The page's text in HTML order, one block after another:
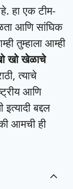
हा एक टीम-
आणि सांघिक
तुम्हाला आम्ही
खो खेळाचे
त्याचे
आणि
बद्दल
आमची ही